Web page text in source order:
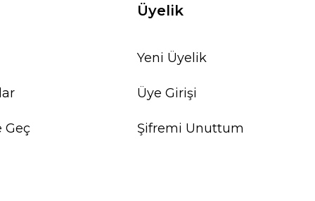
Geç
Üyelik
Yeni Üyelik
Üye Girişi
Şifremi Unuttum